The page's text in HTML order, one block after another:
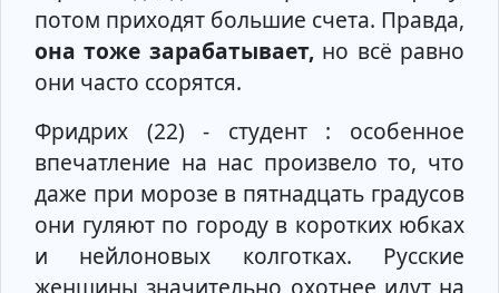
потом приходят большие счета. Правда,
она тоже зарабатывает,но всё равно
они часто ссорятся.
Фридрих (22) - студент : особенное
впечатление на нас произвело то, что
даже при морозе в пятнадцать градусов
они гуляют по городу в коротких юбках
и нейлоновых колготках. Русские
женщины значительно охотнее идут на